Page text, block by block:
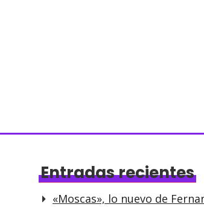
Entradas recientes
«Moscas», lo nuevo de